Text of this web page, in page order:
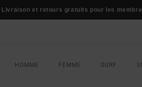
Livraison et retours gratuits pour les
HOMME FEMME SURF